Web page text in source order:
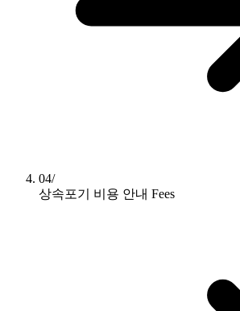
04/
상속포기 비용 안내 Fees